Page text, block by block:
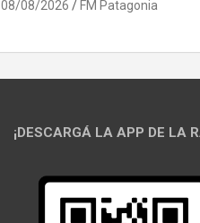
08/08/2026 FM Patagonia
¡DESCARGÁ LA APP DE LA